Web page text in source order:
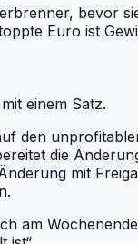
bevor
Euro ist
einem Satz.
den
die
mit
am